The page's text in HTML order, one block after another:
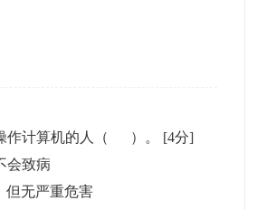
作计算机的人（ ）。 [4分]
会致病
但无严重危害